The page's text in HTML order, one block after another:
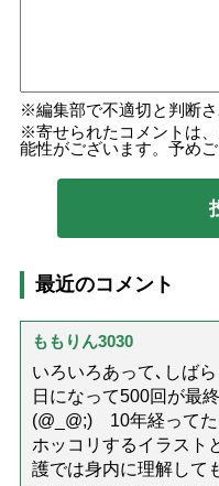
編集部で不適切と判断
寄せられたコメントは
能性がございます。予めご
最近のコメント
ももりん3030
いろいろあって､しば
日になって500回が最
(@_@;) 10年経って
ホッコリするイラス
護では身内に理解して